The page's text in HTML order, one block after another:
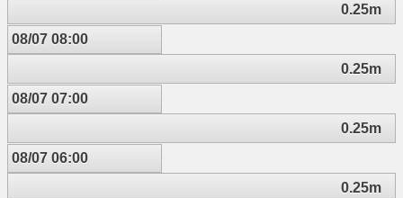
0.25m
08/07 08:00
0.25m
08/07 07:00
0.25m
08/07 06:00
0.25m